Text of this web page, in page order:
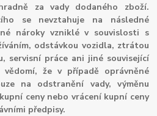
za vady dodaného zboží.
se nevztahuje na následné
nároky vzniklé v souvislosti s
odstávkou vozidla, ztrátou
servisní práce ani jiné související
že v případě oprávněné
na odstranění vady, výměnu
ceny nebo vrácení kupní ceny
předpisy.